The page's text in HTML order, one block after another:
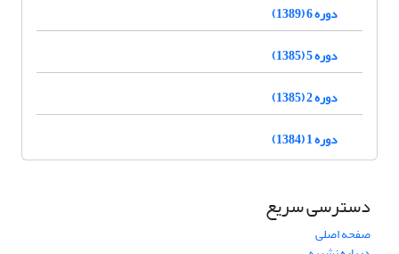
دوره 6 (1389)
دوره 5 (1385)
دوره 2 (1385)
دوره 1 (1384)
دسترسی سریع
صفحه اصلی